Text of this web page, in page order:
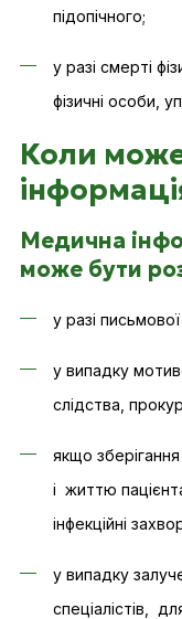
підопічного;
у разі смерті
фізичні особи,
Коли
Медична
може бути
у разі
у випадку
слідства,
якщо
і життю
інфекційні
у випадку
спеціалістів,